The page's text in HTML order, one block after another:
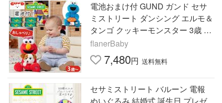
電池おまけ付 GUND ガンド セサ
ミストリート ダンシング エルモ＆
タンゴ クッキーモンスター 3歳 3
才 セサミストリート 英語 話す 歌
う 動くぬいぐるみ
flanerBaby
7,480円 送料無料
セサミストリート バルーン 電報